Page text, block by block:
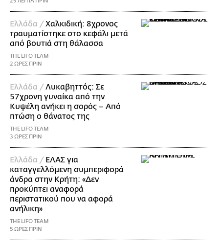
Ελλάδα /Χαλκιδική: 8χρονος
τραυματίστηκε στο κεφάλι μετά
από βουτιά στη θάλασσα
THE LIFO TEAM
2 ΩΡΕΣ ΠΡΙΝ
Ελλάδα /Λυκαβηττός: Σε
57χρονη γυναίκα από την
Κυψέλη ανήκει η σορός – Από
πτώση ο θάνατος της
THE LIFO TEAM
3 ΩΡΕΣ ΠΡΙΝ
Ελλάδα / ΕΛΑΣ για
καταγγελλόμενη συμπεριφορά
άνδρα στην Κρήτη: «Δεν
προκύπτει αναφορά
περιστατικού που να αφορά
ανήλικη»
THE LIFO TEAM
5 ΩΡΕΣ ΠΡΙΝ